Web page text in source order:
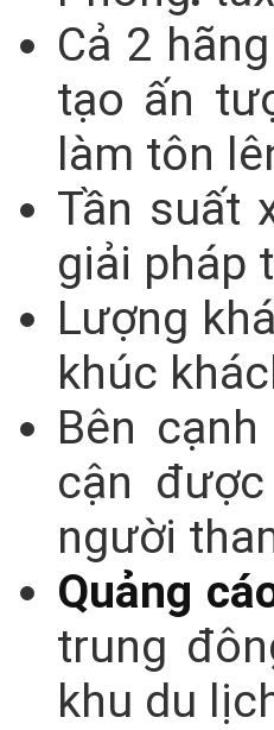
Cả 2
tạo ấn
làm tôn
Tần suất
giải pháp
Lượng
khúc
Bên
cận
người
Quảng
trung
khu du